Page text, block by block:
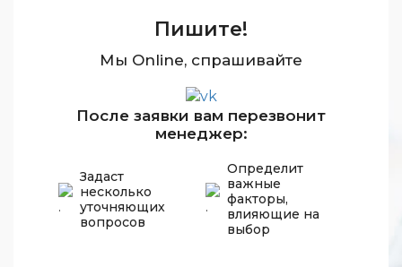
Пишите!
Мы Online, спрашивайте
После заявки вам перезвонит
менеджер:
Задаст
несколько
уточняющих
вопросов
Определит
важные
факторы,
влияющие на
выбор